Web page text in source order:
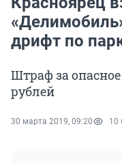
дрифт по
Штраф за
рублей
30 марта 2019, 09:20 10